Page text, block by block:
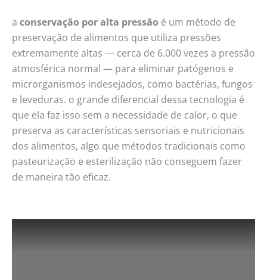
a conservação por alta pressão é um método de
preservação de alimentos que utiliza pressões
extremamente altas — cerca de 6.000 vezes a pressão
atmosférica normal — para eliminar patógenos e
microrganismos indesejados, como bactérias, fungos
e leveduras. o grande diferencial dessa tecnologia é
que ela faz isso sem a necessidade de calor, o que
preserva as características sensoriais e nutricionais
dos alimentos, algo que métodos tradicionais como
pasteurização e esterilização não conseguem fazer
de maneira tão eficaz.